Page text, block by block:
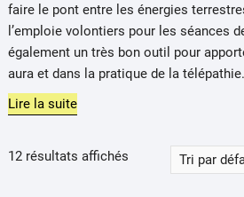
faire le pont entre les énergies
l’emploie volontiers pour les séances
également un très bon outil pour
aura et dans la pratique de la télépathie.
Lire la suite
12 résultats affichés